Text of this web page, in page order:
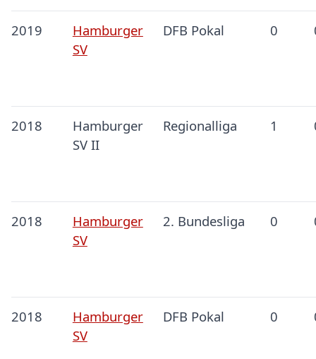
2019
Hamburger
SV
DFB Pokal 0
2018
Hamburger
SV II
Regionalliga 1
2018
Hamburger
SV
2. Bundesliga 0
2018
Hamburger
SV
DFB Pokal 0